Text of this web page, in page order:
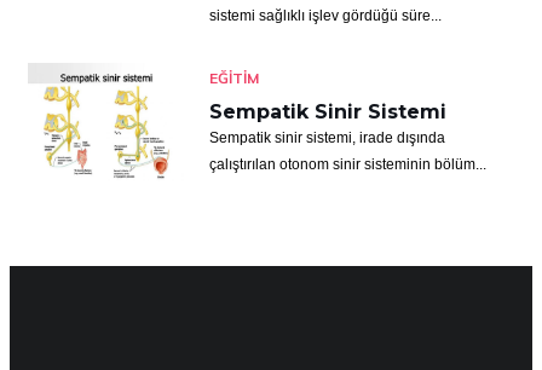
sistemi sağlıklı işlev gördüğü süre...
EĞITIM
Sempatik Sinir Sistemi
Sempatik sinir sistemi, irade dışında
çalıştırılan otonom sinir sisteminin bölüm...